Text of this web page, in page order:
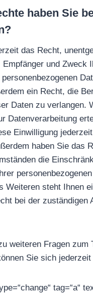
haben Sie
das Recht,
Empfänger und Zweck
ein Recht, die
Daten zu verlangen.
Datenverarbeitung
Einwilligung
haben Sie das
die
Weiteren steht Ihnen
bei der zuständigen
weiteren Fragen zum
Sie sich jederzeit
tag=“a“